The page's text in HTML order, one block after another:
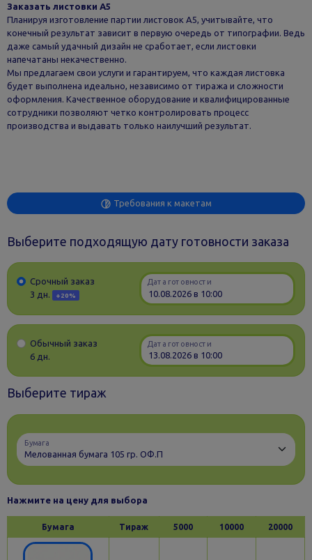
Заказать листовки А5
Планируя изготовление партии листовок А5, учитывайте, что
конечный результат зависит в первую очередь от типографии. Ведь
даже самый удачный дизайн не сработает, если листовки
напечатаны некачественно.
Мы предлагаем свои услуги и гарантируем, что каждая листовка
будет выполнена идеально, независимо от тиража и сложности
оформления. Качественное оборудование и квалифицированные
сотрудники позволяют четко контролировать процесс
производства и выдавать только наилучший результат.
Требования к макетам
Выберите подходящую дату готовности заказа
Срочный заказ
3 дн.
+20%
Дата готовности
Обычный заказ
6 дн.
Дата готовности
Выберите тираж
Бумага
Нажмите на цену для выбора
Бумага Тираж 5000 10000 20000